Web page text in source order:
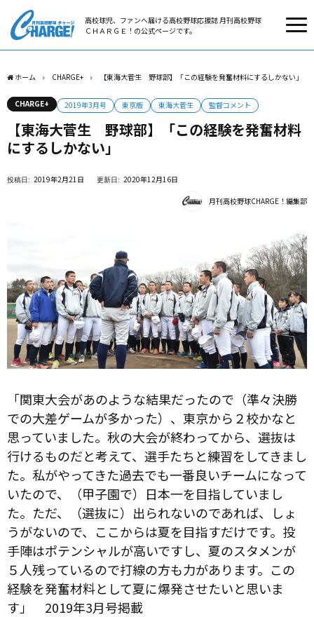
高校球児、ファンへ届ける高校野球応援誌 月刊高校野球
ＣＨＡＲＧＥ！の公式ページです。
ホーム CHARGE+ 【東海大菅生 野球部】「この経験を発奮材料にするしかない」
CHARGE+ 2019年3月号 東京版 東海大菅生 監督コメント
【東海大菅生 野球部】「この経験を発奮材料
にするしかない」
2019年2月21日 2020年12月16日
月刊高校野球CHARGE！編集部
「関東大会があのような結果だったので（準々決勝
での大差ゲームが多かった）、東京から２校かなと
思っていました。秋の大会が終わってから、選抜は
行けるものだと考えて、選手たちと練習をしてきまし
た。私がやってきた過去でも一番良いチームになって
いたので、（甲子園で）日本一を目指していまし
た。ただ、（選抜に）出られないのであれば、しょ
うがないので、ここからは夏を目指すだけです。投
手陣はポテンシャルが高いですし、夏のスタメンが
５人残っているので打線の方も力があります。この
経験を発奮材料として夏に爆発させたいと思いま
す」 2019年3月号掲載